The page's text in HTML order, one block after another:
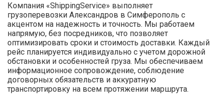
Компания «ShippingService» выполняет
грузоперевозки Александров в Симферополь с
акцентом на надежность и точность. Мы работаем
напрямую, без посредников, что позволяет
оптимизировать сроки и стоимость доставки. Каждый
рейс планируется индивидуально с учетом дорожной
обстановки и особенностей груза. Мы обеспечиваем
информационное сопровождение, соблюдение
договорных обязательств и аккуратную
транспортировку на всем протяжении маршрута.